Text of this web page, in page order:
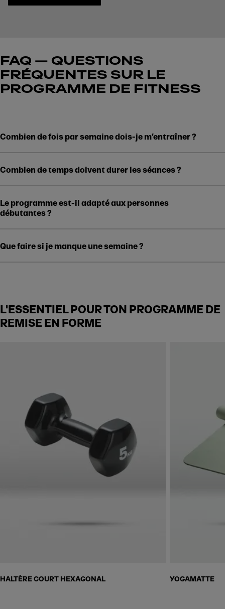
FAQ — QUESTIONS
FRÉQUENTES SUR LE
PROGRAMME DE FITNESS
Combien de fois par semaine dois-je m’entraîner ?
Combien de temps doivent durer les séances ?
Le programme est-il adapté aux personnes
débutantes ?
Que faire si je manque une semaine ?
L'ESSENTIEL POUR TON PROGRAMME DE
REMISE EN FORME
HALTÈRE COURT HEXAGONAL YOGAMATTE